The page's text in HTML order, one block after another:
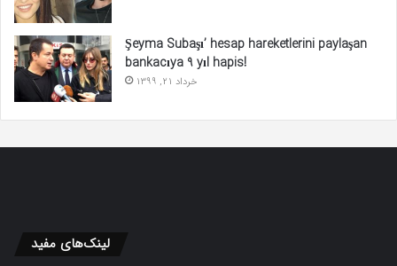
Şeyma Subaşı’ hesap hareketlerini paylaşan
bankacıya 9 yıl hapis!
خرداد 21, 1399
لینک‌های مفید